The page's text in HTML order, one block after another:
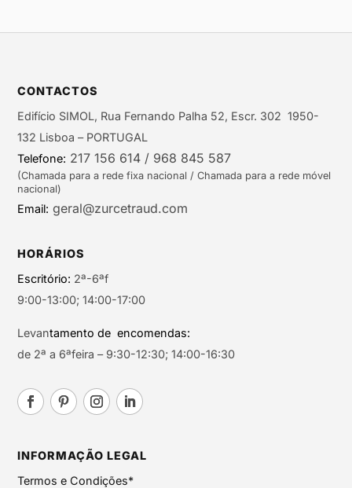
CONTACTOS
Edifício SIMOL, Rua Fernando Palha 52, Escr. 302 1950-
132 Lisboa – PORTUGAL
Telefone: 217 156 614 / 968 845 587
(Chamada para a rede fixa nacional / Chamada para a rede móvel
nacional)
Email: geral@zurcetraud.com
HORÁRIOS
Escritório: 2ª-6ªf
9:00-13:00; 14:00-17:00
Levantamento de encomendas:
de 2ª a 6ªfeira – 9:30-12:30; 14:00-16:30
INFORMAÇÃO LEGAL
Termos e Condições*